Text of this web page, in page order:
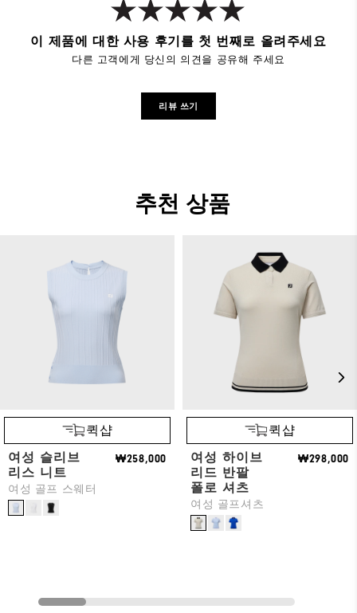
이 제품에 대한 사용 후기를 첫 번째로 올려주세요
다른 고객에게 당신의 의견을 공유해 주세요
리뷰 쓰기
추천 상품
퀵샵
여성 슬리브
리스 니트
여성 골프 스웨터
₩258,000
퀵샵
여성 하이브
리드 반팔
폴로 셔츠
여성 골프셔츠
₩298,000